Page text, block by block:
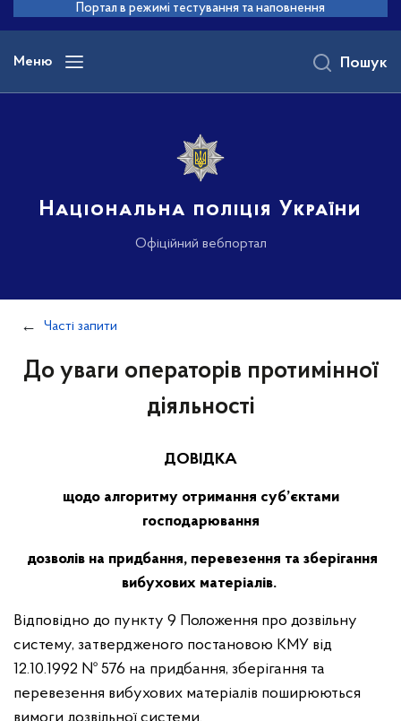
основного
вмісту
Портал в режимі тестування та наповнення
Меню
Національна поліція України
Офіційний вебпортал
Пошук
Часті запити
До уваги операторів протимінної
діяльності
ДОВІДКА
щодо алгоритму отримання суб’єктами
господарювання
дозволів на придбання, перевезення та зберігання
вибухових матеріалів.
Відповідно до пункту 9 Положення про дозвільну
систему, затвердженого постановою КМУ від
12.10.1992 № 576 на придбання, зберігання та
перевезення вибухових матеріалів поширюються